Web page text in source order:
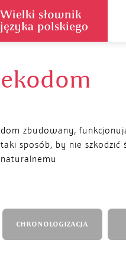
ekodom
dom zbudowany,
taki sposób, by nie szkodzić
naturalnemu
CHRONOLOGIZACJA